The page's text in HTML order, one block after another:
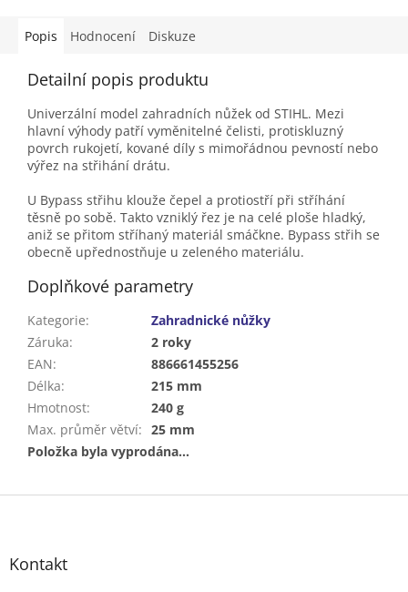
Popis Hodnocení Diskuze
Detailní popis produktu
Univerzální model zahradních nůžek od STIHL. Mezi
hlavní výhody patří vyměnitelné čelisti, protiskluzný
povrch rukojetí, kované díly s mimořádnou pevností nebo
výřez na střihání drátu.
U Bypass střihu klouže čepel a protiostří při stříhání
těsně po sobě. Takto vzniklý řez je na celé ploše hladký,
aniž se přitom stříhaný materiál smáčkne. Bypass střih se
obecně upřednostňuje u zeleného materiálu.
Doplňkové parametry
Kategorie:
Zahradnické nůžky
Záruka:
2 roky
EAN:
886661455256
Délka:
215 mm
Hmotnost:
240 g
Max. průměr větví: 25 mm
Položka byla vyprodána…
Z
Kontakt